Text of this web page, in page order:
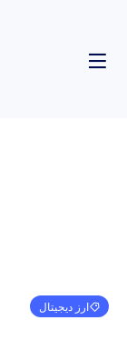
ارز دیجیتال